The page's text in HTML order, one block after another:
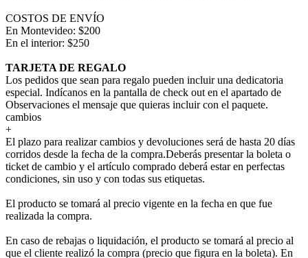
COSTOS DE ENVÍO
En Montevideo: $200
En el interior: $250
TARJETA DE REGALO
Los pedidos que sean para regalo pueden incluir una dedicatoria
especial. Indícanos en la pantalla de check out en el apartado de
Observaciones el mensaje que quieras incluir con el paquete.
cambios
+
El plazo para realizar cambios y devoluciones será de hasta 20 días
corridos desde la fecha de la compra.Deberás presentar la boleta o
ticket de cambio y el artículo comprado deberá estar en perfectas
condiciones, sin uso y con todas sus etiquetas.
El producto se tomará al precio vigente en la fecha en que fue
realizada la compra.
En caso de rebajas o liquidación, el producto se tomará al precio al
que el cliente realizó la compra (precio que figura en la boleta). En